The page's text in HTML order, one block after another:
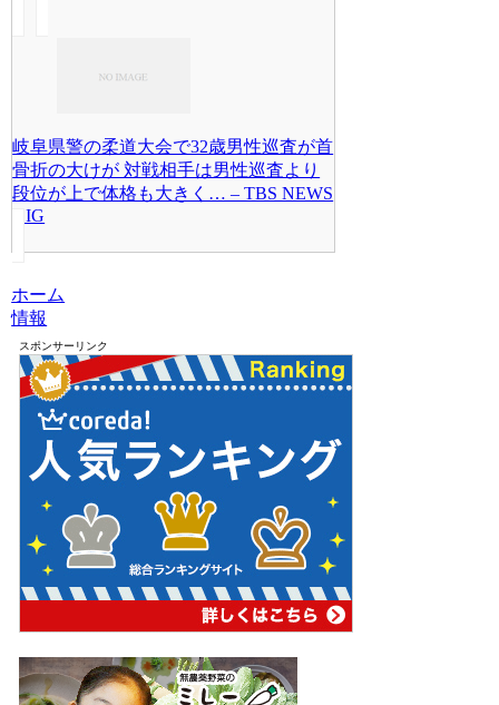
岐阜県警の柔道大会で32歳男性巡査が首
骨折の大けが 対戦相手は男性巡査より
段位が上で体格も大きく… – TBS NEWS
DIG
ホーム
情報
スポンサーリンク